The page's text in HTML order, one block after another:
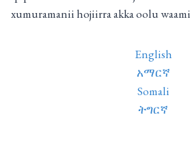
xumuramanii hojiirra akka oolu
English
አማርኛ
Somali
ትግርኛ